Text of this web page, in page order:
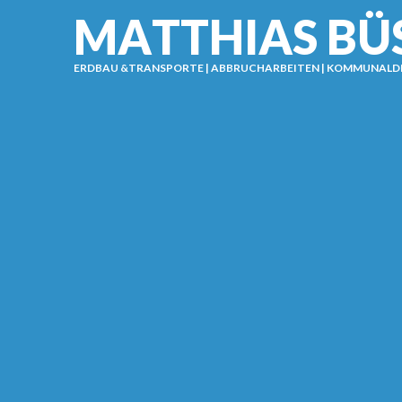
MATTHIAS BÜ
ERDBAU &TRANSPORTE | ABBRUCHARBEITEN |